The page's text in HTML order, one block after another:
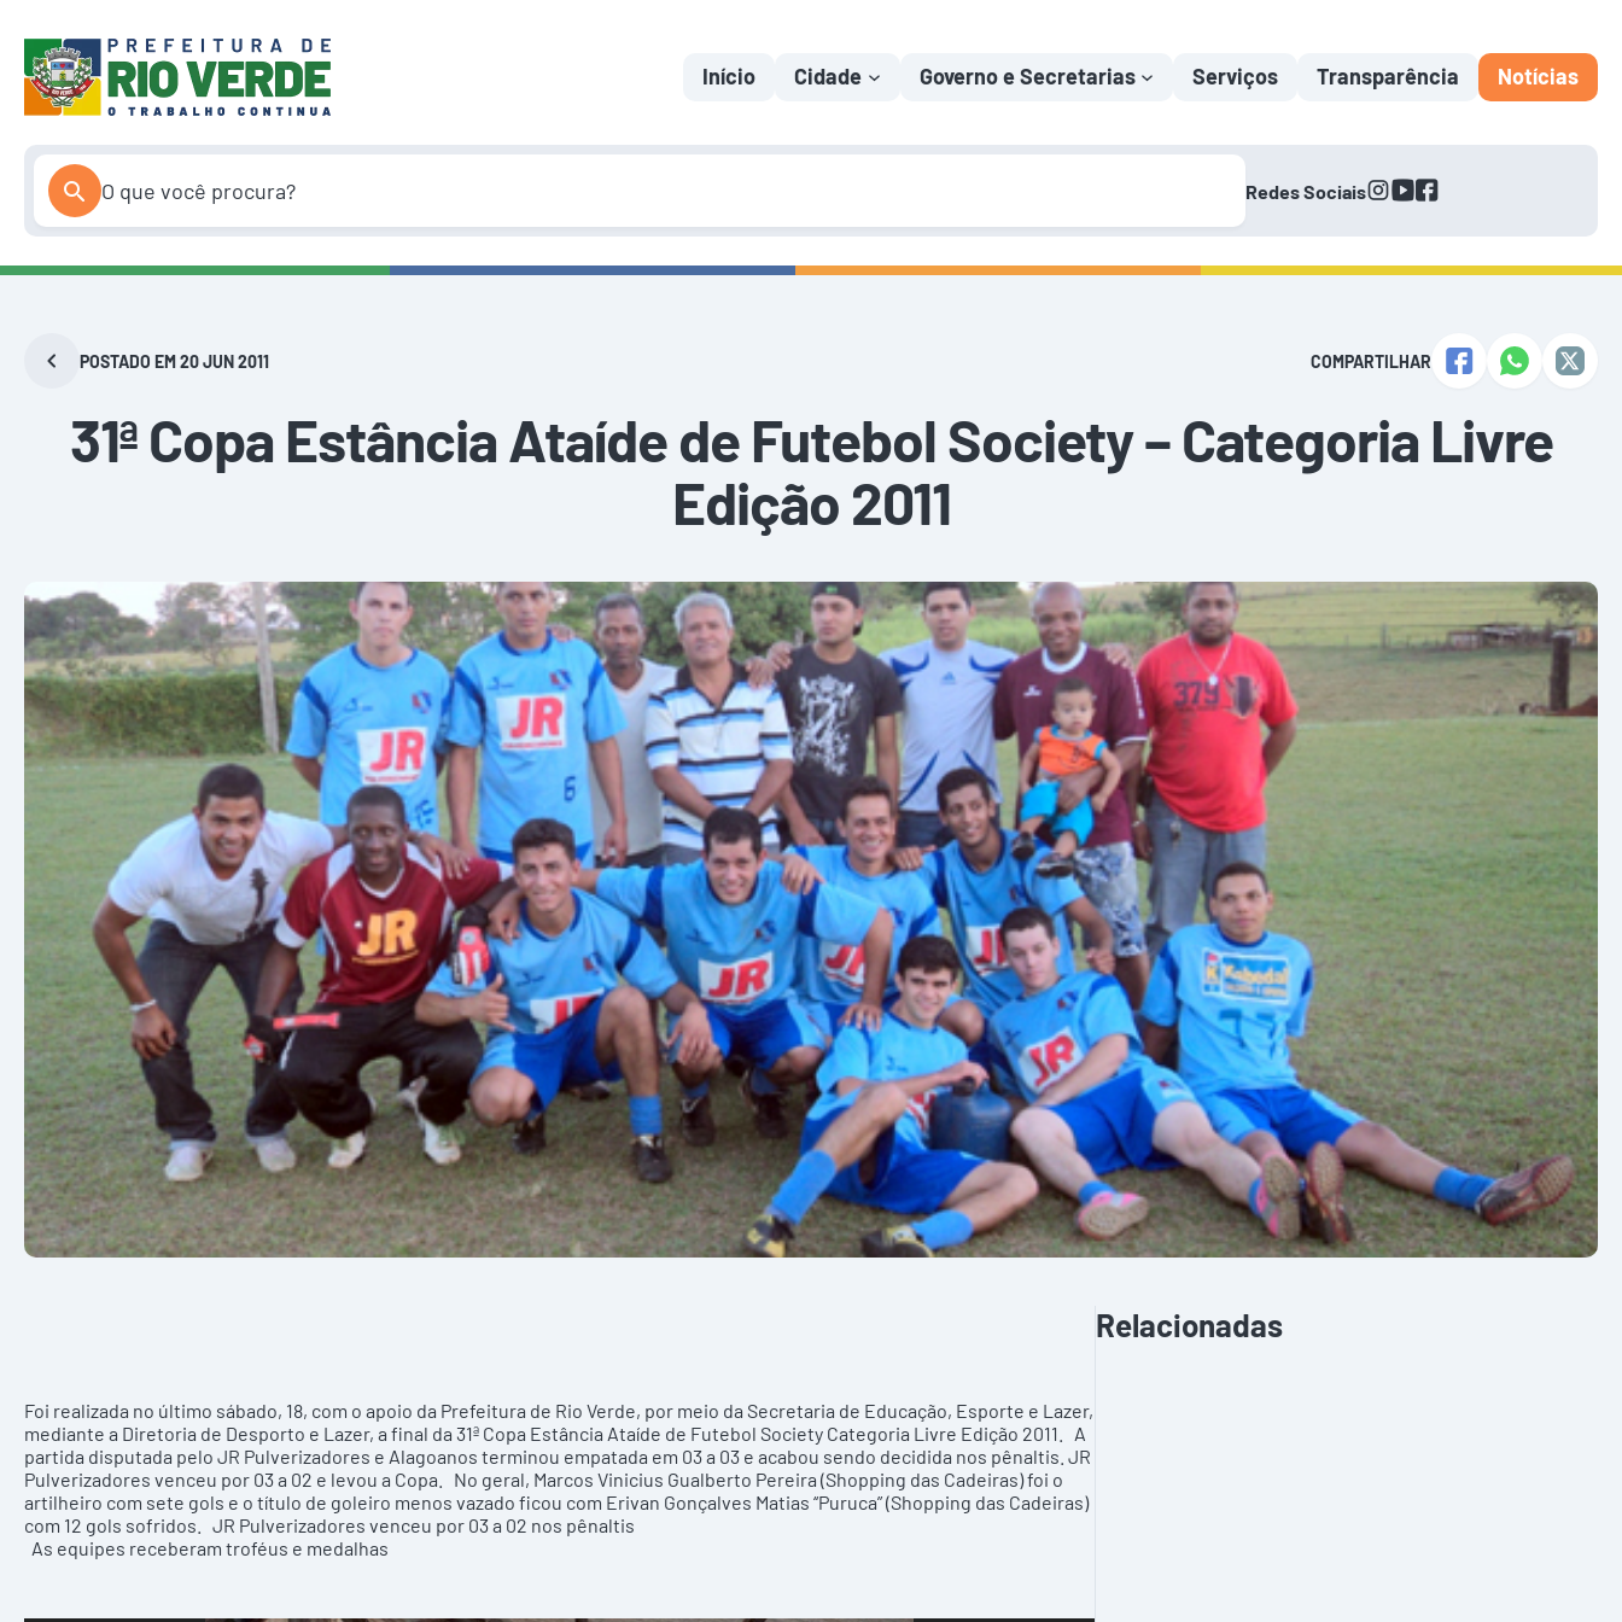
para
conteúdo
Início Cidade Governo e Secretarias Serviços Transparência Notícias
Redes Sociaisinstagram
youtube
facebook
POSTADO EM 20 JUN 2011 COMPARTILHAR
31ª Copa Estância Ataíde de Futebol Society – Categoria Livre
Edição 2011
Foi realizada no último sábado, 18, com o apoio da Prefeitura de Rio Verde, por meio da Secretaria de Educação, Esporte e Lazer,
mediante a Diretoria de Desporto e Lazer, a final da 31ª Copa Estância Ataíde de Futebol Society Categoria Livre Edição 2011. A
partida disputada pelo JR Pulverizadores e Alagoanos terminou empatada em 03 a 03 e acabou sendo decidida nos pênaltis. JR
Pulverizadores venceu por 03 a 02 e levou a Copa. No geral, Marcos Vinicius Gualberto Pereira (Shopping das Cadeiras) foi o
artilheiro com sete gols e o título de goleiro menos vazado ficou com Erivan Gonçalves Matias ‘‘Puruca” (Shopping das Cadeiras)
com 12 gols sofridos. JR Pulverizadores venceu por 03 a 02 nos pênaltis
As equipes receberam troféus e medalhas
Relacionadas